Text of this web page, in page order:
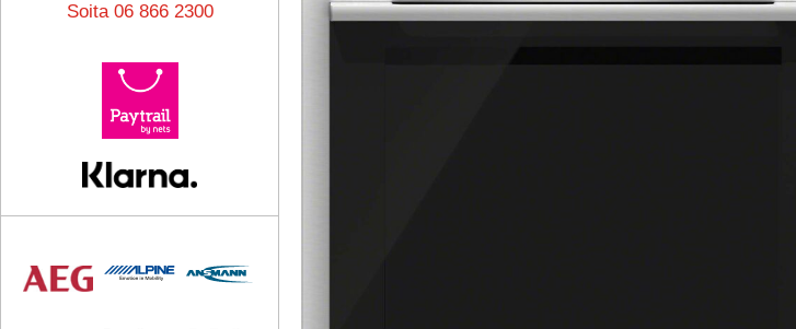
Soita 06 866 2300